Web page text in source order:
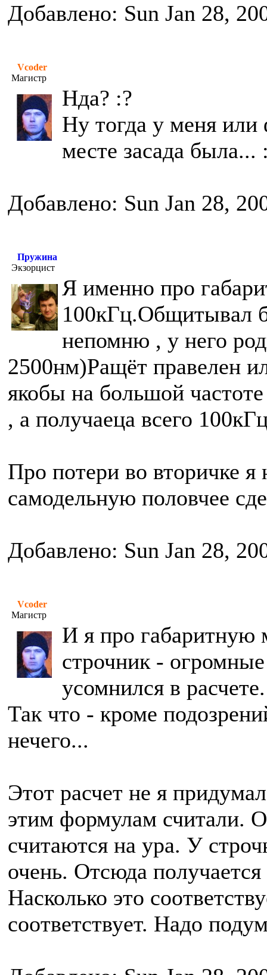
Добавлено: Sun Jan 28,
Vcoder
Магистр
Нда? :?
Ну тогда у меня или
месте засада
Добавлено: Sun Jan 28,
Пружина
Экзорцист
Я именно про
100кГц.Общитывал
непомню , у него
2500нм)Ращёт правелен
якобы на большой
, а получаеца всего
Про потери во вторичке
самодельную половчее
Добавлено: Sun Jan 28,
Vcoder
Магистр
И я про габаритную
строчник -
усомнился в
Так что - кроме
нечего...
Этот расчет не я
этим формулам считали.
считаются на ура. У
очень. Отсюда
Насколько это
соответствует. Надо